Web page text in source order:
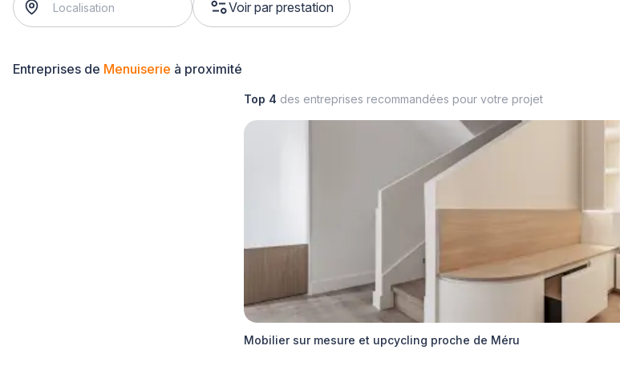
Voir par prestation
Entreprises de Menuiserie à proximité
Top 4 des entreprises recommandées pour votre projet
Mobilier sur mesure et upcycling proche de Méru